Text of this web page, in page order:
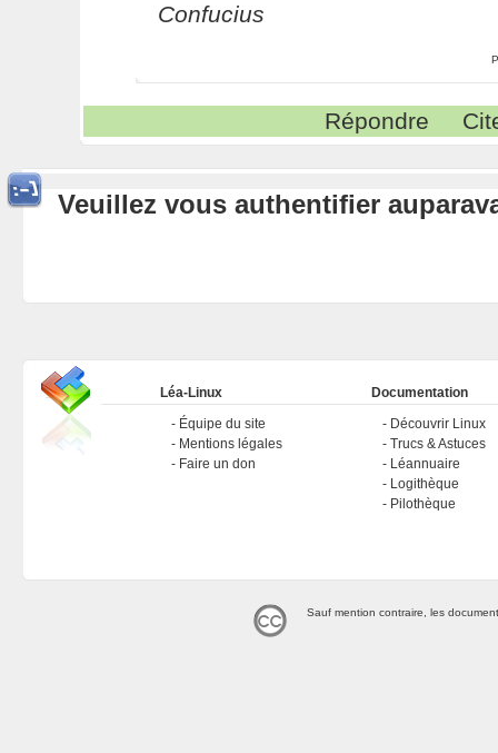
Confucius
Répondre
Veuillez vous authentifier
Léa-Linux
Équipe du site
Mentions légales
Faire un don
Documentation
Découvrir Linux
Trucs & Astuces
Léannuaire
Logithèque
Pilothèque
Sauf mention contraire, les